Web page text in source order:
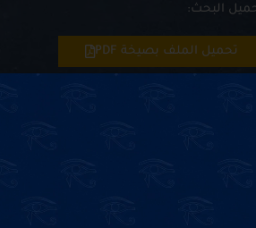
البحث:
تحميل الملف بصيخة PDF
versions of international
and philosophy of the
related to Leases, and
and legislation in the
(IAS: 17) and its counterpart,